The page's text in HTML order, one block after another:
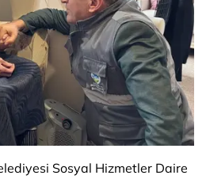
Sosyal Hizmetler Daire